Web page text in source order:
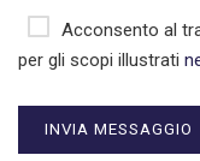
Acconsento al
per gli scopi illustrati